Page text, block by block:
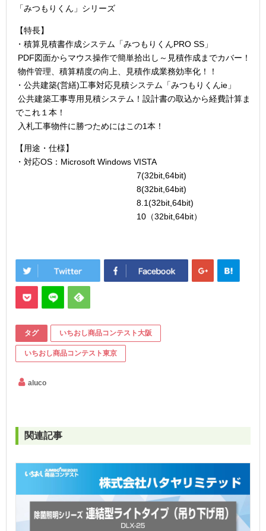
「みつもりくん」シリーズ
【特長】
・積算見積書作成システム「みつもりくんPRO SS」
PDF図面からマウス操作で簡単拾出し～見積作成までカバー！
物件管理、積算精度の向上、見積作成業務効率化！！
・公共建築(営繕)工事対応見積システム「みつもりくんie」
公共建築工事専用見積システム！設計書の取込から経費計算ま
でこれ１本！
入札工事物件に勝つためにはこの1本！
【用途・仕様】
・対応OS：Microsoft Windows VISTA
7(32bit,64bit)
8(32bit,64bit)
8.1(32bit,64bit)
10（32bit,64bit）
タグ いちおし商品コンテスト大阪
いちおし商品コンテスト東京
aluco
関連記事